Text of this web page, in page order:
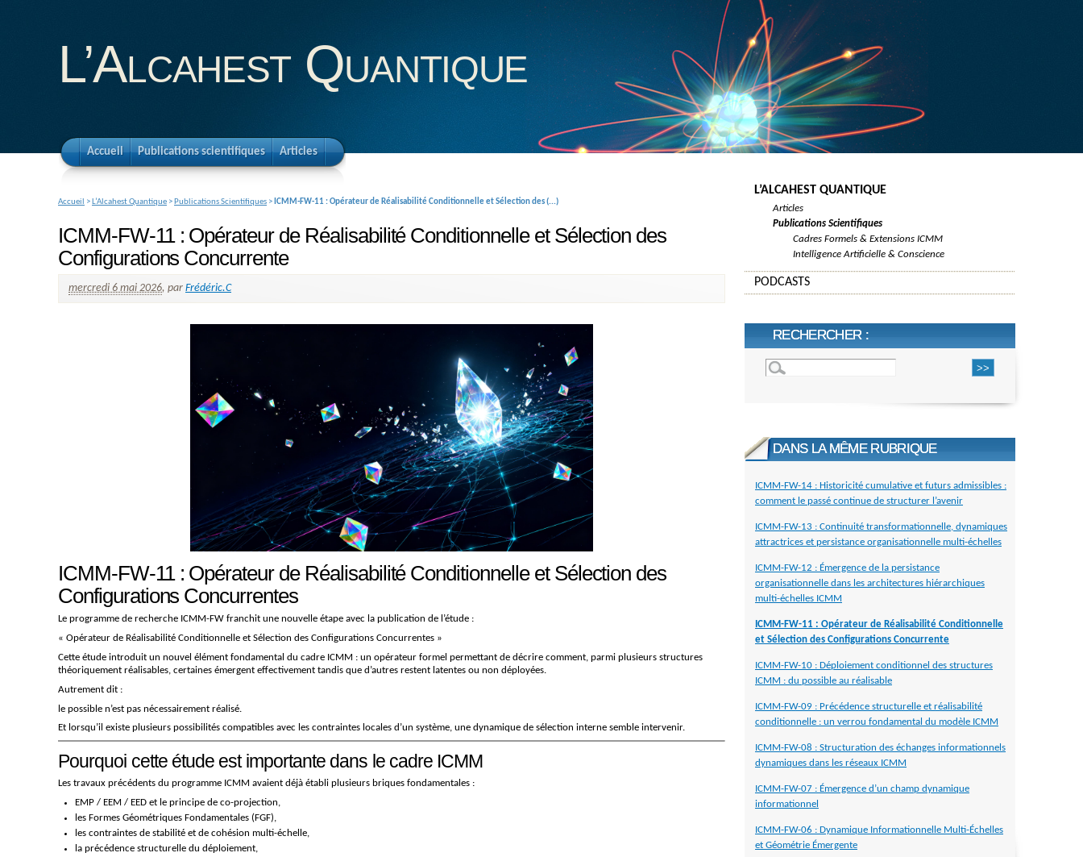
L’Alcahest Quantique
Accueil Publications scientifiques Articles
Accueil > L’Alcahest Quantique > Publications Scientifiques > ICMM-FW-11 : Opérateur de Réalisabilité Conditionnelle et Sélection des (...)
ICMM-FW-11 : Opérateur de Réalisabilité Conditionnelle et Sélection des
Configurations Concurrente
mercredi 6 mai 2026, par Frédéric.C
ICMM-FW-11 : Opérateur de Réalisabilité Conditionnelle et Sélection des
Configurations Concurrentes
Le programme de recherche ICMM-FW franchit une nouvelle étape avec la publication de l’étude :
« Opérateur de Réalisabilité Conditionnelle et Sélection des Configurations Concurrentes »
Cette étude introduit un nouvel élément fondamental du cadre ICMM : un opérateur formel permettant de décrire comment, parmi plusieurs structures
théoriquement réalisables, certaines émergent effectivement tandis que d’autres restent latentes ou non déployées.
Autrement dit :
le possible n’est pas nécessairement réalisé.
Et lorsqu’il existe plusieurs possibilités compatibles avec les contraintes locales d’un système, une dynamique de sélection interne semble intervenir.
Pourquoi cette étude est importante dans le cadre ICMM
Les travaux précédents du programme ICMM avaient déjà établi plusieurs briques fondamentales :
EMP / EEM / EED et le principe de co-projection,
les Formes Géométriques Fondamentales (FGF),
les contraintes de stabilité et de cohésion multi-échelle,
la précédence structurelle du déploiement,
L’ALCAHEST QUANTIQUE
Articles
Publications Scientifiques
Cadres Formels & Extensions ICMM
Intelligence Artificielle & Conscience
PODCASTS
RECHERCHER :
DANS LA MÊME RUBRIQUE
ICMM-FW-14 : Historicité cumulative et futurs admissibles :
comment le passé continue de structurer l’avenir
ICMM-FW-13 : Continuité transformationnelle, dynamiques
attractrices et persistance organisationnelle multi-échelles
ICMM-FW-12 : Émergence de la persistance
organisationnelle dans les architectures hiérarchiques
multi-échelles ICMM
ICMM-FW-11 : Opérateur de Réalisabilité Conditionnelle
et Sélection des Configurations Concurrente
ICMM-FW-10 : Déploiement conditionnel des structures
ICMM : du possible au réalisable
ICMM-FW-09 : Précédence structurelle et réalisabilité
conditionnelle : un verrou fondamental du modèle ICMM
ICMM-FW-08 : Structuration des échanges informationnels
dynamiques dans les réseaux ICMM
ICMM-FW-07 : Émergence d’un champ dynamique
informationnel
ICMM-FW-06 : Dynamique Informationnelle Multi-Échelles
et Géométrie Émergente